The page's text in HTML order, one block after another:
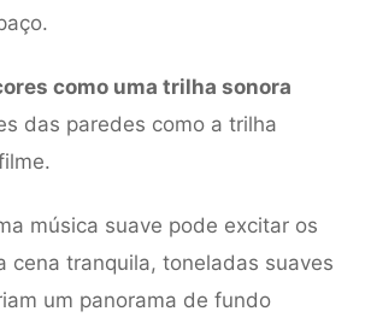
como uma trilha sonora
das paredes como a trilha
música suave pode excitar os
cena tranquila, toneladas suaves
um panorama de fundo